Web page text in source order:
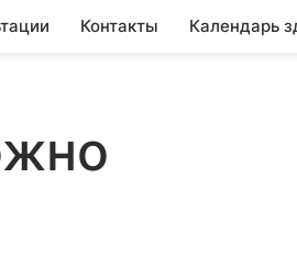
Контакты Календарь